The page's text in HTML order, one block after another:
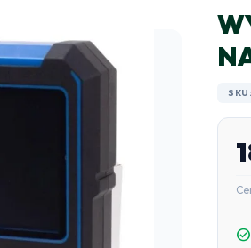
check_circle